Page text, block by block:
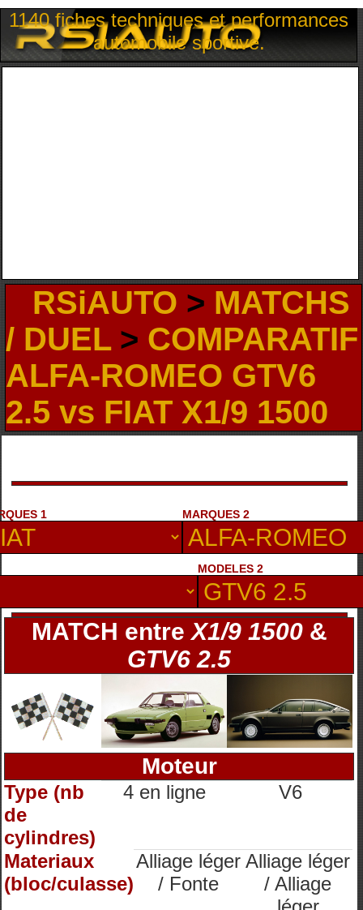
1140 fiches techniques et performances
automobile sportive.
RSiAUTO > MATCHS
/ DUEL> COMPARATIF
ALFA-ROMEO GTV6
2.5 vs FIAT X1/9 1500
1 MARQUES 2
MODELES 2
MATCH entreX1/9 1500&
GTV6 2.5
Moteur
Type (nb
de
cylindres)
4 en ligne V6
Materiaux
(bloc/culasse)
Alliage léger
/ Fonte
Alliage léger
/ Alliage